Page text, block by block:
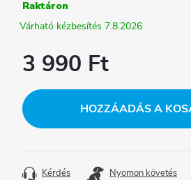
Raktáron
7.8.2026
3 990 Ft
HOZZÁADÁS A
Kérdés Nyomon követés